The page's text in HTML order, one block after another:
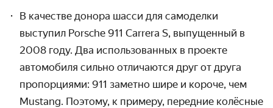
В качестве донора шасси для самоделки
выступил Porsche 911 Carrera S, выпущенный в
2008 году. Два использованных в проекте
автомобиля сильно отличаются друг от друга
пропорциями: 911 заметно шире и короче, чем
Mustang. Поэтому, к примеру, передние колёсные